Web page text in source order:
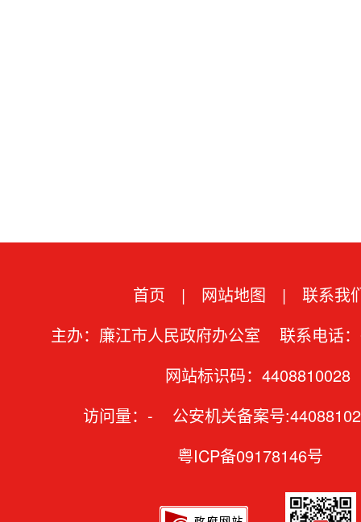
首页 | 网站地图 |
联系我
主办：廉江市人民政府办公室 联系电话
网站标识码：4408810028
访问量： - 公安机关备案号
粤ICP备09178146号